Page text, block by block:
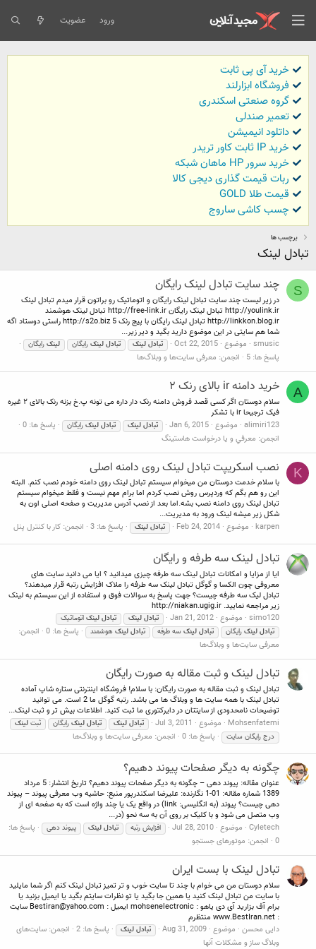
ورود عضویت
خرید آی پی ثابت
فروشگاه ابزارلند
گروه صنعتی اسکندری
تعمیر صندلی
داتلود انیمیشن
خرید IP ثابت کاور تریدر
خرید سرور HP ماهان شبکه
ربات قیمت گذاری دیجی کالا
قیمت طلا GOLD
چسب کاشی ساروج
برچسب ها
تبادل لینک
S چند سایت تبادل لینک رایگان
در زیر لیست چند سایت تبادل لینک رایگان و اتوماتیک رو براتون قرار میدم تبادل لینک
http://youlink.ir تبادل لینک رایگان http://free-link.ir تبادل لینک هوشمند
http://linkkon.blog.ir تبادل لینک رایگان با پیج رنک 5 http://s2o.biz راستی دوستاد اگه
شما هم سایتی در این موضوع دارید بگید و دیر زیر...
smusic موضوع Oct 22, 2015 تبادل لینک تبادل لینک رایگان لینک رایگان
پاسخ ها: 5 انجمن: معرفی سایت‌ها و وبلاگ‌ها
A خرید دامنه ir بالای رنک ۲
سلام دوستان اگر کسی قصد فروش دامنه رنک دار داره می تونه پ.خ بزنه رنک بالای ۲ غیره
فیک ترجیحا ir با تشکر
alimiri123 موضوع Jan 6, 2015 تبادل لینک تبادل لینک رایگان
پاسخ ها: 0
انجمن: معرفي و يا درخواست هاستينگ
K نصب اسکریپت تبادل لینک روی دامنه اصلی
با سلام خدمت دوستان من میخوام سیستم تبادل لینک روی دامنه خودم نصب کنم. البته
این رو هم بگم که وردپرس روش نصب کردم اما برام مهم نیست و فقط میخوام سیستم
تبادل لینک روی دامنه نصب بشه.اما بعد از نصب آدرس مدیریت و صفحه اصلی اون به
شکل زیر میشه لینک ورود به مدیریت...
karpen موضوع Feb 24, 2014 تبادل لینک پاسخ ها: 3 انجمن: كار با كنترل پنل
تبادل لینک سه طرفه و رایگان
ایا از مزایا و امکانات تبادل لینک سه طرفه چیزی میدانید ؟ ایا می دانید سایت های
معروفی چون الکسا و گوگل تبادل لینک سه طرفه را ملاک افزایش رتبه قرار میدهند؟
تبادل لیک سه طرفه چیست؟ جهت پاسخ به سوالات فوق و استفاده از این سیستم به لینک
زیر مراجعه نمایید. http://niakan.ugig.ir
simo120 موضوع Jan 21, 2012 تبادل لینک تبادل لینک اتوماتیک
تبادل لینک رایگان تبادل لینک سه طرفه تبادل لینک هوشمند پاسخ ها: 0
انجمن:
معرفی سایت‌ها و وبلاگ‌ها
تبادل لینک و ثبت مقاله به صورت رایگان
تبادل لینک و ثبت مقاله به صورت رایگان: با سلام! فروشگاه اینترنتی ستاره شاپ آماده
تبادل لینک با همه سایت ها و وبلاگ ها می باشد. رتبه گوگل ما 2 است. می توانید
توضیحات نامحدودی از سایتتان در دایرکتوری ما ثبت کنید. اطلاعات بیش تر و ثبت لینک...
Mohsenfatemi
موضوع Jul 3, 2011 تبادل لینک تبادل لینک رایگان ثبت لینک
درج رایگان سایت
پاسخ ها: 0 انجمن: معرفی سایت‌ها و وبلاگ‌ها
چگونه به دیگر صفحات پیوند دهیم؟
عنوان مقاله: پیوند دهی – چگونه به دیگر صفحات پیوند دهیم؟ تاریخ انتشار: 5 مرداد
1389 شماره مقاله: 01-1 نگارنده: علیرضا اسکندرپور منبع: حاشیه وب معرفی پیوند – پیوند
دهی چیست؟ پیوند (به انگلیسی: link) در واقع یک یا چند واژه است که به صفحه ای از
وب متصل می شود و با کلیک بر روی آن به سه نحو (در...
Cyletech موضوع Jul 28, 2010 افزایش رتبه تبادل لینک پیوند دهی
پاسخ ها:
0 انجمن: موتورهای جستجو
تبادل لینک با بست ایران
سلام دوستان من می خوام با چند تا سایت خوب و تر تمیز تبادل لینک کنم اگر شما مایلید
با سایت من تبادل لینک کنید یا همین جا بگید یا تو نظرات سایتم بگید یا ایمیل بزنید یا
برام آف بزارید آی دی یاهو : mohsenelectronic ایمیل :
Bestiran@yahoo.com سایت
: www.BestIran.net منتظرم
دایی محسن موضوع Aug 31, 2009 تبادل لینک پاسخ ها: 2 انجمن: سایت‌های
وبلاگ ساز و مشکلات آنها